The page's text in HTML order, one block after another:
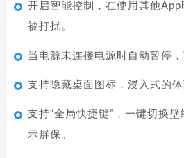
开启智能控制，在使用其他
被打扰。
当电源未连接电源时自动暂停，
支持隐藏桌面图标，浸入式的体
支持“全局快捷键”，一键切换
示屏保。